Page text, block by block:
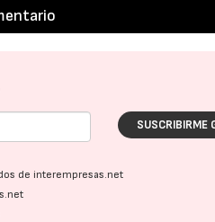
SUSCRIBIRME
de interempresas.net